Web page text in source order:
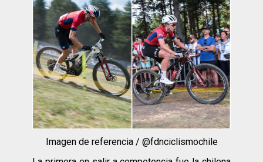
Imagen de referencia / @fdnciclismochile